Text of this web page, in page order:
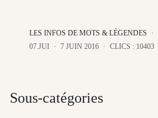
LES INFOS DE MOTS & LÉGENDES
07.JUI
7 JUIN 2016 CLICS : 10403
Sous-catégories